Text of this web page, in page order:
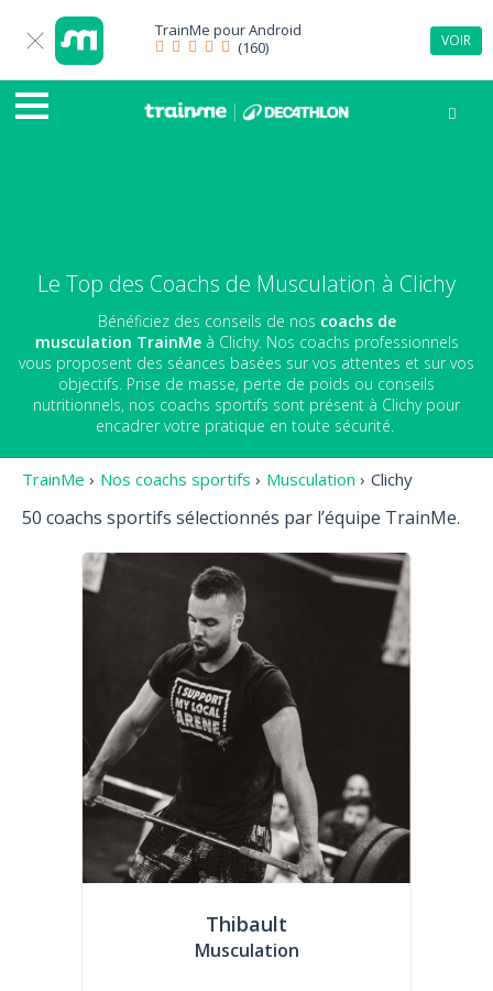
TrainMe pourAndroid
(160)
VOIR
Le Top des Coachs de Musculation à Clichy
Bénéficiez des conseils de nos coachs de
musculation TrainMe à Clichy. Nos coachs professionnels
vous proposent des séances basées sur vos attentes et sur vos
objectifs. Prise de masse, perte de poids ou conseils
nutritionnels, nos coachs sportifs sont présent à Clichy pour
encadrer votre pratique en toute sécurité.
TrainMe › Nos coachs sportifs › Musculation › Clichy
50 coachs sportifs sélectionnés par l’équipe TrainMe.
Thibault
Musculation